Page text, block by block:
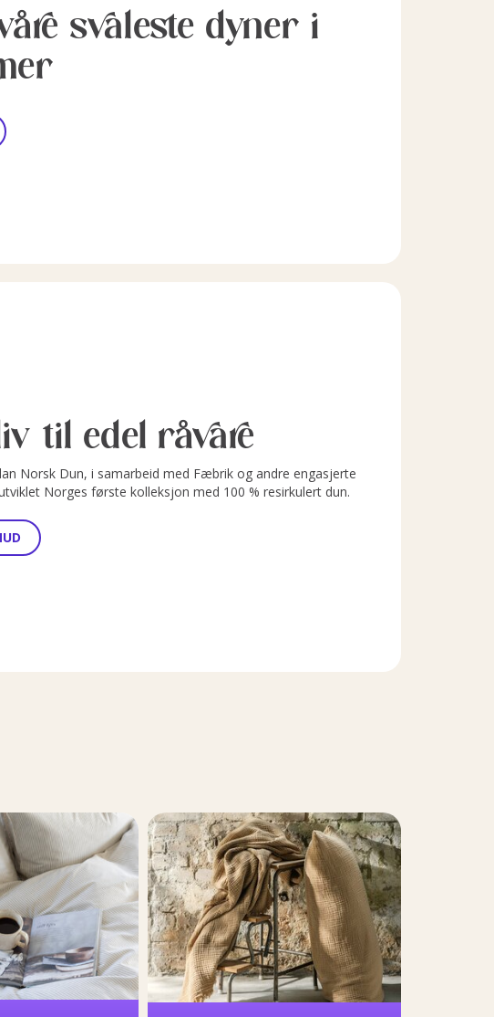
svaleste dyner i
til edel råvare
Norsk Dun, i samarbeid med Fæbrik og andre engasjerte
Norges første kolleksjon med 100 % resirkulert dun.